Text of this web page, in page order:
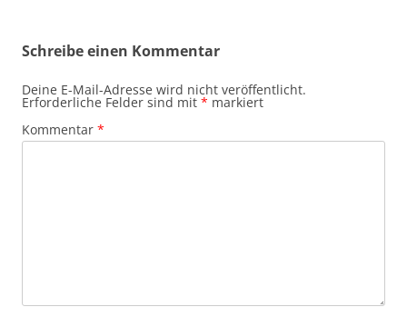
Schreibe einen Kommentar
Deine E-Mail-Adresse wird nicht veröffentlicht.
Erforderliche Felder sind mit * markiert
Kommentar *